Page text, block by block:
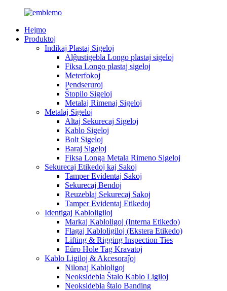
Hejmo
Produktoj
Indikaj Plastaj Sigeloj
Alĝustigebla Longo plastaj sigeloj
Fiksa Longo plastaj sigeloj
Meterfokoj
Pendseruroj
Ŝtopilo Sigeloj
Metalaj Rimenaj Sigeloj
Metalaj Sigeloj
Altaj Sekurecaj Sigeloj
Kablo Sigeloj
Bolt Sigeloj
Baraj Sigeloj
Fiksa Longa Metala Rimeno Sigeloj
Sekurecaj Etikedoj kaj Sakoj
Tamper Evidentaj Sakoj
Sekurecaj Bendoj
Reuzeblaj Sekurecaj Sakoj
Tamper Evidentaj Etikedoj
Identigaj Kabloligiloj
Markaj Kabloligoj (Interna Etikedo)
Flagaj Kabloligiloj (Ekstera Etikedo)
Lifting & Rigging Inspection Ties
Eŭro Hole Tag Kravatoj
Kablo Ligiloj & Akcesoraĵoj
Nilonaj Kabloligoj
Neoksidebla Ŝtalo Kablo Ligiloj
Neoksidebla ŝtalo Banding